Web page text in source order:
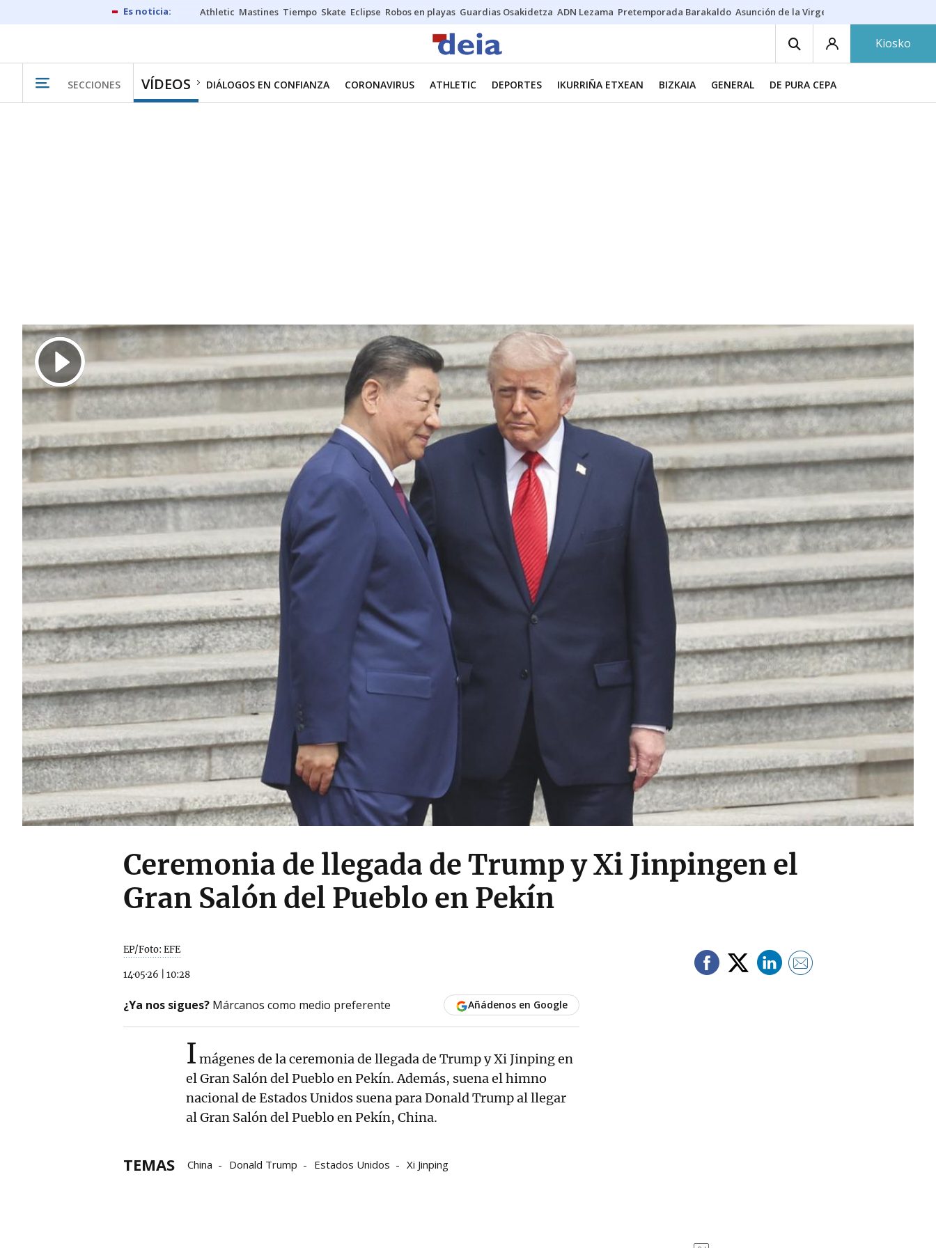
Athletic Mastines Tiempo Skate Eclipse Robos en playas Guardias Osakidetza ADN Lezama Pretemporada Barakaldo Asunción de la Virgen
Kiosko
SECCIONES VÍDEOS DIÁLOGOS EN CONFIANZA CORONAVIRUS ATHLETIC DEPORTES IKURRIÑA ETXEAN BIZKAIA GENERAL DE PURA CEPA
Ceremonia de llegada de Trump y Xi Jinpingen el
Gran Salón del Pueblo en Pekín
EP/Foto: EFE
14·05·26 10:28
¿Ya nos sigues? Márcanos como medio preferente Añádenos en Google
I mágenes de la ceremonia de llegada de Trump y Xi Jinping en
el Gran Salón del Pueblo en Pekín. Además, suena el himno
nacional de Estados Unidos suena para Donald Trump al llegar
al Gran Salón del Pueblo en Pekín, China.
TEMAS China Donald Trump Estados Unidos Xi Jinping